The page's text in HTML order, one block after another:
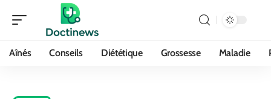
Aînés Conseils Diététique Grossesse Maladie